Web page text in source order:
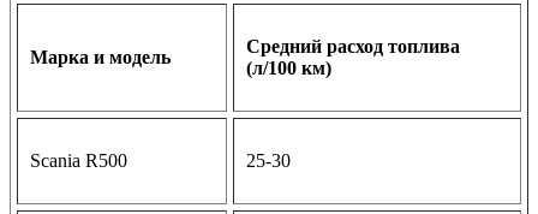
Марка и модель
Средний расход топлива
(л/100 км)
Scania R500 25-30